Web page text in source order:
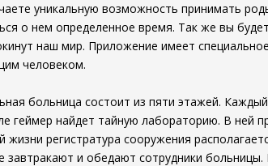
уникальную возможность принимать
о нем определенное время. Так же вы
наш мир. Приложение имеет
человеком.
больница состоит из пяти этажей.
геймер найдет тайную лабораторию. В ней
жизни регистратура сооружения
завтракают и обедают сотрудники